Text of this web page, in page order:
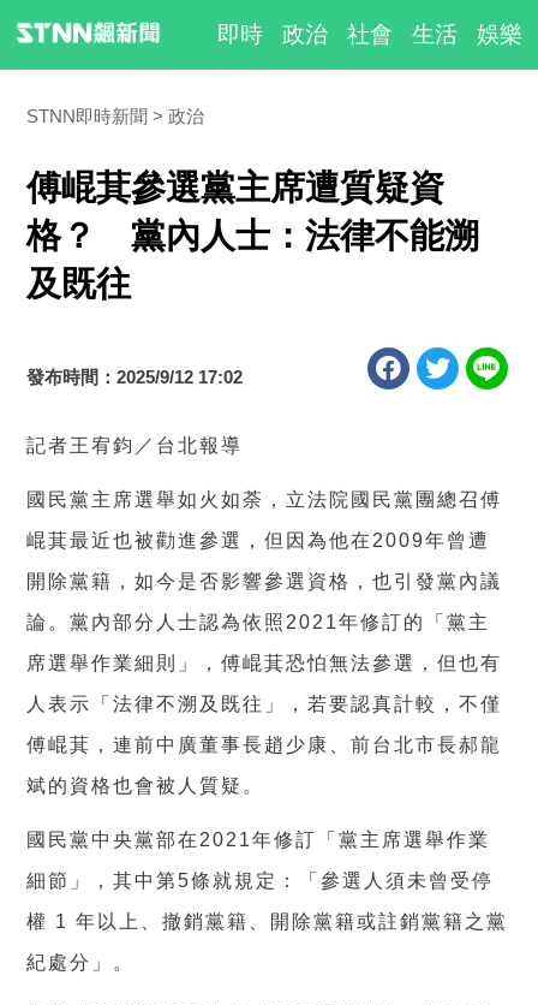
即時 政治 社會 生活 娛樂
STNN即時新聞 政治
傅崐萁參選黨主席遭質疑資
格？ 黨內人士：法律不能溯
及既往
發布時間：2025/9/12 17:02
記者王宥鈞／台北報導
國民黨主席選舉如火如荼，立法院國民黨團總召傅
崐萁最近也被勸進參選，但因為他在 2009年曾遭
開除黨籍，如今是否影響參選資格，也引發黨內議
論。黨內部分人士認為依照 2021年修訂的「黨主
席選舉作業細則」，傅崐萁恐怕無法參選，但也有
人表示「法律不溯及既往」，若要認真計較，不僅
傅崐萁，連前中廣董事長趙少康、前台北市長郝龍
斌的資格也會被人質疑。
國民黨中央黨部在 2021年修訂「黨主席選舉作業
細節」，其中第5條就規定：「參選人須未曾受停
權 1年以上、撤銷黨籍、開除黨籍或註銷黨籍之黨
紀處分」。